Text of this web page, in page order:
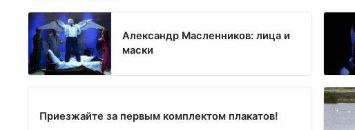
Александр Масленников: лица и
маски
Приезжайте за первым комплектом плакатов!